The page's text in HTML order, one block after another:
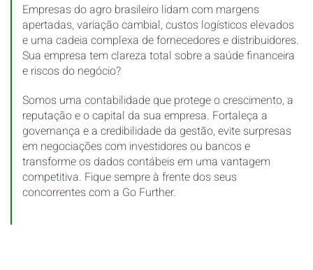
Empresas do agro brasileiro lidam com margens
apertadas, variação cambial, custos logísticos elevados
e uma cadeia complexa de fornecedores e distribuidores.
Sua empresa tem clareza total sobre a saúde financeira
e riscos do negócio?
Somos uma contabilidade que protege o crescimento, a
reputação e o capital da sua empresa. Fortaleça a
governança e a credibilidade da gestão, evite surpresas
em negociações com investidores ou bancos e
transforme os dados contábeis em uma vantagem
competitiva. Fique sempre à frente dos seus
concorrentes com a Go Further.